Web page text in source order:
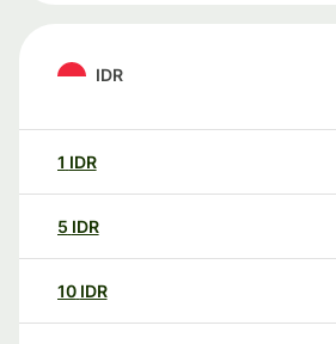
IDR
1 IDR
5 IDR
10 IDR